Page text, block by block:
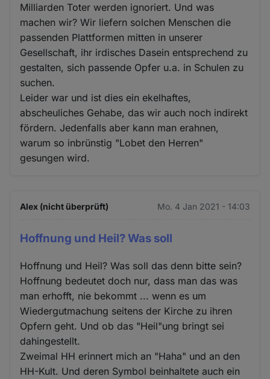
Milliarden Toter werden ignoriert. Und was
machen wir? Wir liefern solchen Menschen die
passenden Plattformen mitten in unserer
Gesellschaft, ihr irdisches Dasein entsprechend zu
gestalten, sich passende Opfer u.a. in Schulen zu
suchen.
Leider war und ist dies ein ekelhaftes,
abscheuliches Gehabe, das wir auch noch indirekt
fördern. Jedenfalls aber kann man erahnen,
warum so inbrünstig "Lobet den Herren"
gesungen wird.
Alex (nicht überprüft) Mo. 4 Jan 2021 - 14:03
Hoffnung und Heil? Was soll
Hoffnung und Heil? Was soll das denn bitte sein?
Hoffnung bedeutet doch nur, dass man das was
man erhofft, nie bekommt ... wenn es um
Wiedergutmachung seitens der Kirche zu ihren
Opfern geht. Und ob das "Heil"ung bringt sei
dahingestellt.
Zweimal HH erinnert mich an "Haha" und an den
HH-Kult. Und deren Symbol beinhaltete auch ein